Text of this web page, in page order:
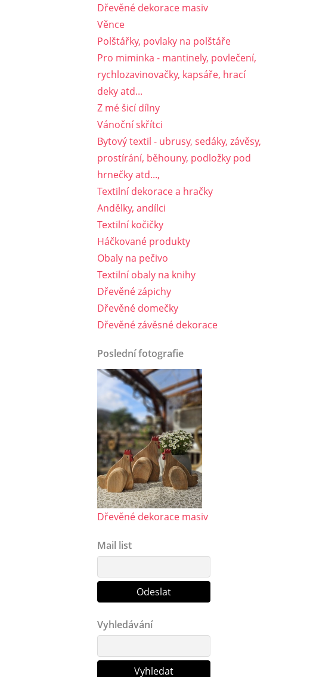
Dřevěné dekorace masiv
Věnce
Polštářky, povlaky na polštáře
Pro miminka - mantinely, povlečení,
rychlozavinovačky, kapsáře, hrací
deky atd...
Z mé šicí dílny
Vánoční skřítci
Bytový textil - ubrusy, sedáky, závěsy,
prostírání, běhouny, podložky pod
hrnečky atd...,
Textilní dekorace a hračky
Andělky, andílci
Textilní kočičky
Háčkované produkty
Obaly na pečivo
Textilní obaly na knihy
Dřevěné zápichy
Dřevěné domečky
Dřevěné závěsné dekorace
Poslední fotografie
Dřevěné dekorace masiv
Mail list
Vyhledávání